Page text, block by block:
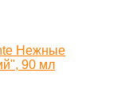
Нежные
90 мл